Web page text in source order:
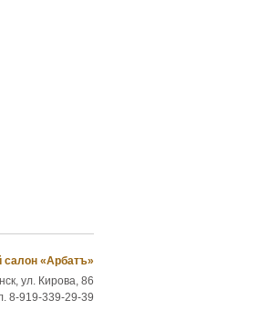
салон «Арбатъ»
ул. Кирова, 86
8-919-339-29-39